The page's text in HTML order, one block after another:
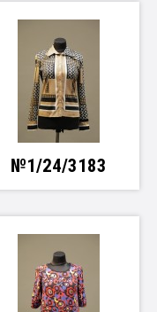
№1/24/3183